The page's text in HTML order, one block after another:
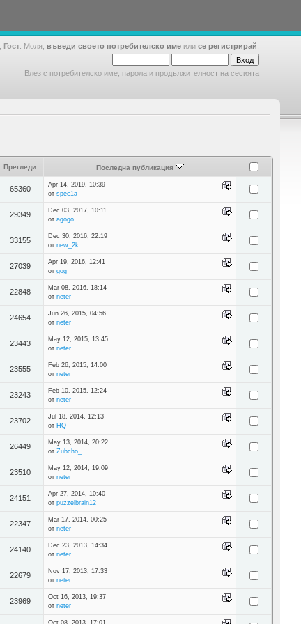
Гост . Моля, въведи своето потребителско име или се регистрирай
Влез с потребителско име, парола и продължителност на сесията
Прегледи Последна публикация
65360
Apr 14, 2019, 10:39
от spec1a
29349
Dec 03, 2017, 10:11
от agogo
33155
Dec 30, 2016, 22:19
от new_2k
27039
Apr 19, 2016, 12:41
от gog
22848
Mar 08, 2016, 18:14
от neter
24654
Jun 26, 2015, 04:56
от neter
23443
May 12, 2015, 13:45
от neter
23555
Feb 26, 2015, 14:00
от neter
23243
Feb 10, 2015, 12:24
от neter
23702
Jul 18, 2014, 12:13
от HQ
26449
May 13, 2014, 20:22
от Zubcho_
23510
May 12, 2014, 19:09
от neter
24151
Apr 27, 2014, 10:40
от puzzelbrain12
22347
Mar 17, 2014, 00:25
от neter
24140
Dec 23, 2013, 14:34
от neter
22679
Nov 17, 2013, 17:33
от neter
23969
Oct 16, 2013, 19:37
от neter
Oct 08, 2013, 17:01